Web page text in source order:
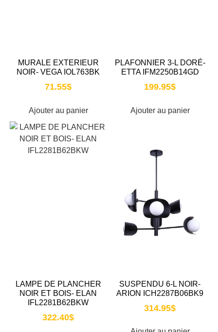
MURALE EXTERIEUR
NOIR- VEGA IOL763BK
71.55$
Ajouter au panier
PLAFONNIER 3-L DORÉ-
ETTA IFM2250B14GD
199.95$
Ajouter au panier
LAMPE DE PLANCHER
NOIR ET BOIS- ELAN
IFL2281B62BKW
322.40$
SUSPENDU 6-L NOIR-
ARION ICH2287B06BK9
314.95$